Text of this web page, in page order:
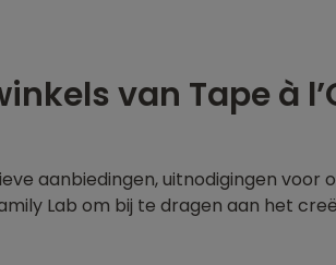
van Tape à
aanbiedingen, uitnodigingen voor
Lab om bij te dragen aan het